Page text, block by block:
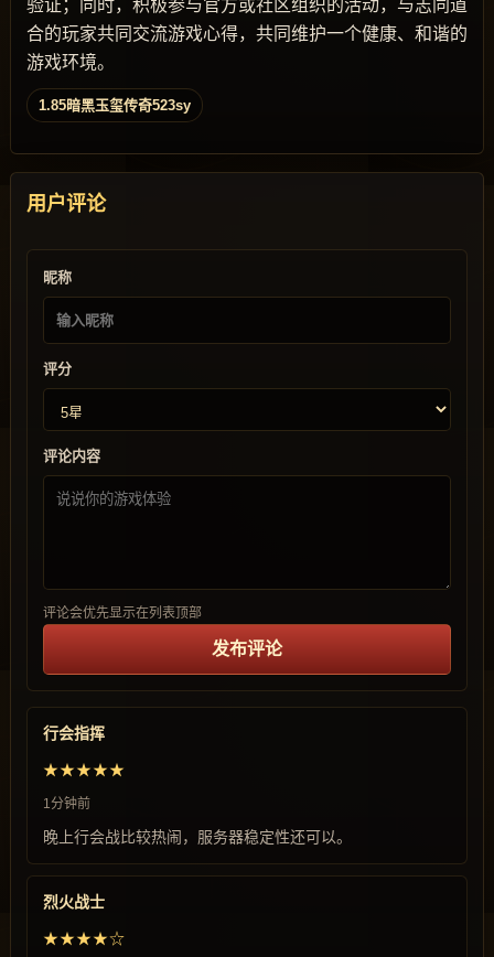
验证；同时，积极参与官方或社区组织的活动，与志同道
合的玩家共同交流游戏心得，共同维护一个健康、和谐的
游戏环境。
1.85暗黑玉玺传奇523sy
用户评论
昵称
评分
评论内容
评论会优先显示在列表顶部
发布评论
行会指挥
★★★★★
1分钟前
晚上行会战比较热闹，服务器稳定性还可以。
烈火战士
★★★★☆